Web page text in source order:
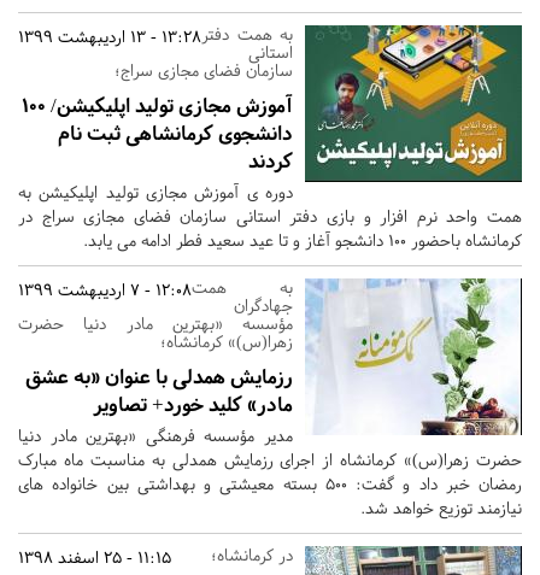
13:28 - 13 اردیبهشت 1399به همت دفتر
استانی
سازمان فضای مجازی سراج؛
آموزش مجازی تولید اپلیکیشن/ 100
دانشجوی کرمانشاهی ثبت نام
کردند
دوره ی آموزش مجازی تولید اپلیکیشن به
همت واحد نرم افزار و بازی دفتر استانی سازمان فضای مجازی سراج در
کرمانشاه باحضور 100 دانشجو آغاز و تا عید سعید فطر ادامه می یابد.
12:08 - 7 اردیبهشت 1399به همت
جهادگران
مؤسسه «بهترین مادر دنیا حضرت
زهرا(س)» کرمانشاه؛
رزمایش همدلی با عنوان «به عشق
مادر» کلید خورد+ تصاویر
مدیر مؤسسه فرهنگی «بهترین مادر دنیا
حضرت زهرا(س)» کرمانشاه از اجرای رزمایش همدلی به مناسبت ماه مبارک
رمضان خبر داد و گفت: 500 بسته معیشتی و بهداشتی بین خانواده های
نیازمند توزیع خواهد شد.
11:15 - 25 اسفند 1398 در کرمانشاه؛